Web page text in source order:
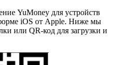
YuMoney для устройств
iOS от Apple. Ниже мы
или QR-код для загрузки и